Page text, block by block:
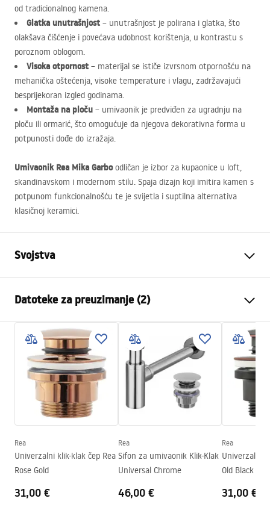
od tradicionalnog kamena.
Glatka unutrašnjost – unutrašnjost je polirana i glatka, što
olakšava čišćenje i povećava udobnost korištenja, u kontrastu s
poroznom oblogom.
Visoka otpornost – materijal se ističe izvrsnom otpornošću na
mehanička oštećenja, visoke temperature i vlagu, zadržavajući
besprijekoran izgled godinama.
Montaža na ploču – umivaonik je predviđen za ugradnju na
ploču ili ormarić, što omogućuje da njegova dekorativna forma u
potpunosti dođe do izražaja.
Umivaonik Rea Mika Garboodličan je izbor za kupaonice u loft,
skandinavskom i modernom stilu. Spaja dizajn koji imitira kamen s
potpunom funkcionalnošću te je svijetla i suptilna alternativa
klasičnoj keramici.
Svojstva
Materijal
Artificial Stone (kompozitni
kamen)
Boja
Imitacija kamena, Siva
Završetak
Mat
Duljina
500mm
Širina
Oblik
Ovalni
Otvor za slavinu
NE
Preljevna rupa
NE
Datoteke za preuzimanje (2)
Montažne upute
Basin.pdf
Jamstveni uvjeti
Warranty_Terms_and_Conditions_Basins_-_5.pdf
Rea
Univerzalni klik-klak čep Rea
Rose Gold
31,00 €
Rea
Sifon za umivaonik Klik-Klak
Universal Chrome
46,00 €
Rea
Univerzalni
Old Black
31,00 €